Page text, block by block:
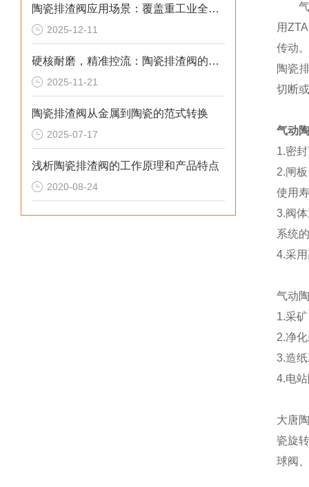
陶瓷排渣阀应用场景：覆盖重工业全链条
2025-12-11
硬核耐磨，精准控流：陶瓷排渣阀的技术与应用解析
2025-11-21
陶瓷排渣阀从金属到陶瓷的范式转换
2025-07-17
浅析陶瓷排渣阀的工作原理和产品特点
2020-08-24
气动
用
传动
陶瓷
切断
气动
1.密
2.闸
使用
3.阀
系统
4.采
气动
1.采
2.净
3.造
4.电
大唐
瓷旋
球阀